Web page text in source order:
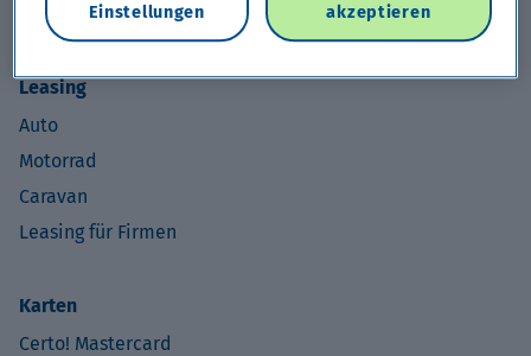
Barkredit Plus
Leasing
Auto
Motorrad
Caravan
Leasing für Firmen
Karten
Certo! Mastercard
akzeptieren
Einstellungen